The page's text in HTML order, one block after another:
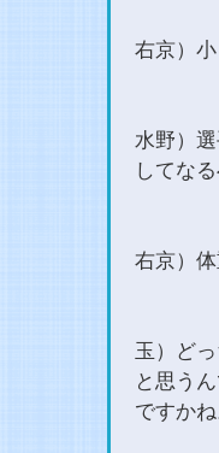
右京）
水野）
してな
右京）
玉）ど
と思う
ですか